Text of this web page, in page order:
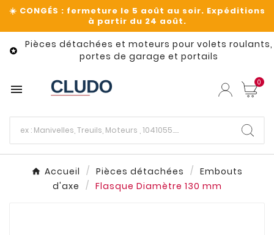

Pièces détachées et moteurs pour volets roulants,
portes de garage et portails
 0
Accueil Pièces détachées
Embouts
d'axe
Flasque Diamètre 130 mm